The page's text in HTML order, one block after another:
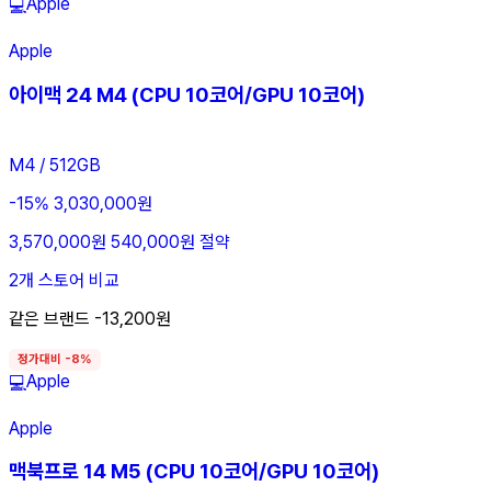
💻Apple
Apple
아이맥 24 M4 (CPU 10코어/GPU 10코어)
M4 / 512GB
-15% 3,030,000원
3,570,000원 540,000원 절약
2개 스토어 비교
같은 브랜드 -13,200원
정가대비 -8%
💻Apple
Apple
맥북프로 14 M5 (CPU 10코어/GPU 10코어)